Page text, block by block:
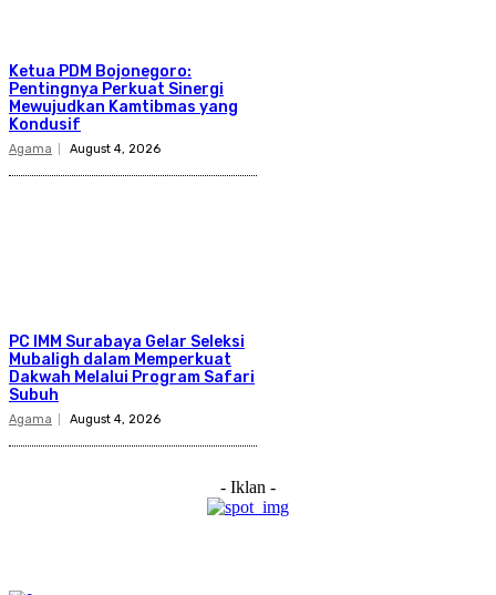
Ketua PDM Bojonegoro:
Pentingnya Perkuat Sinergi
Mewujudkan Kamtibmas yang
Kondusif
Agama August 4, 2026
PC IMM Surabaya Gelar Seleksi
Mubaligh dalam Memperkuat
Dakwah Melalui Program Safari
Subuh
Agama August 4, 2026
- Iklan -